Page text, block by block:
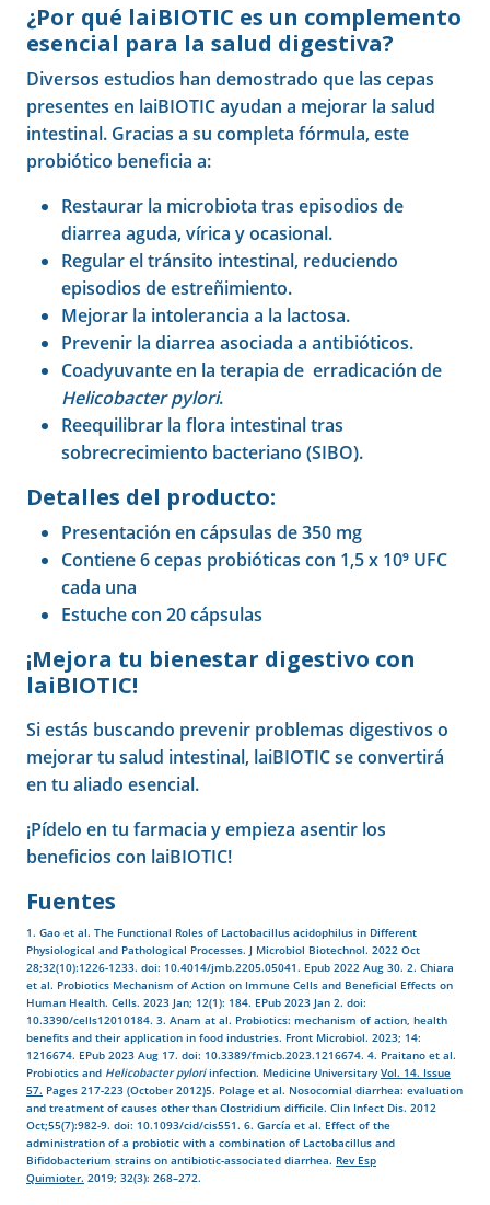
¿Por qué laiBIOTIC es un complemento
esencial para la salud digestiva?
Diversos estudios han demostrado que las cepas
presentes en laiBIOTIC ayudan a mejorar la salud
intestinal. Gracias a su completa fórmula, este
probiótico beneficia a:
Restaurar la microbiota tras episodios de
diarrea aguda, vírica y ocasional.
Regular el tránsito intestinal, reduciendo
episodios de estreñimiento.
Mejorar la intolerancia a la lactosa.
Prevenir la diarrea asociada a antibióticos.
Coadyuvante en la terapia de erradicación de
Helicobacter pylori.
Reequilibrar la flora intestinal tras
sobrecrecimiento bacteriano (SIBO).
Detalles del producto:
Presentación en cápsulas de 350 mg
Contiene 6 cepas probióticas con 1,5 x 10⁹ UFC
cada una
Estuche con 20 cápsulas
¡Mejora tu bienestar digestivo con
laiBIOTIC!
Si estás buscando prevenir problemas digestivos o
mejorar tu salud intestinal, laiBIOTIC se convertirá
en tu aliado esencial.
¡Pídelo en tu farmacia y empieza asentir los
beneficios con laiBIOTIC!
Fuentes
1. Gao et al. The Functional Roles of Lactobacillus acidophilus in Different
Physiological and Pathological Processes. J Microbiol Biotechnol. 2022 Oct
28;32(10):1226-1233. doi: 10.4014/jmb.2205.05041. Epub 2022 Aug 30. 2. Chiara
et al. Probiotics Mechanism of Action on Immune Cells and Beneficial Effects on
Human Health. Cells. 2023 Jan; 12(1): 184. EPub 2023 Jan 2. doi:
10.3390/cells12010184. 3. Anam at al. Probiotics: mechanism of action, health
benefits and their application in food industries. Front Microbiol. 2023; 14:
1216674. EPub 2023 Aug 17. doi: 10.3389/fmicb.2023.1216674. 4. Praitano et al.
Probiotics and Helicobacter pyloriinfection. Medicine UniversitaryVol. 14. Issue
57. Pages 217-223 (October 2012)5. Polage et al. Nosocomial diarrhea: evaluation
and treatment of causes other than Clostridium difficile. Clin Infect Dis. 2012
Oct;55(7):982-9. doi: 10.1093/cid/cis551. 6. García et al. Effect of the
administration of a probiotic with a combination of Lactobacillus and
Bifidobacterium strains on antibiotic-associated diarrhea. Rev Esp
Quimioter. 2019; 32(3): 268–272.